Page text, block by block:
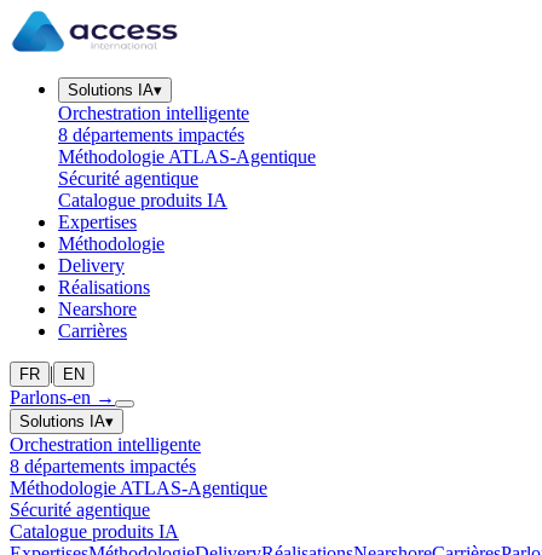
Solutions IA▾
Orchestration intelligente
8 départements impactés
Méthodologie ATLAS-Agentique
Sécurité agentique
Catalogue produits IA
Expertises
Méthodologie
Delivery
Réalisations
Nearshore
Carrières
FR | EN
Parlons-en →
Solutions IA▾
Orchestration intelligente
8 départements impactés
Méthodologie ATLAS-Agentique
Sécurité agentique
Catalogue produits IA